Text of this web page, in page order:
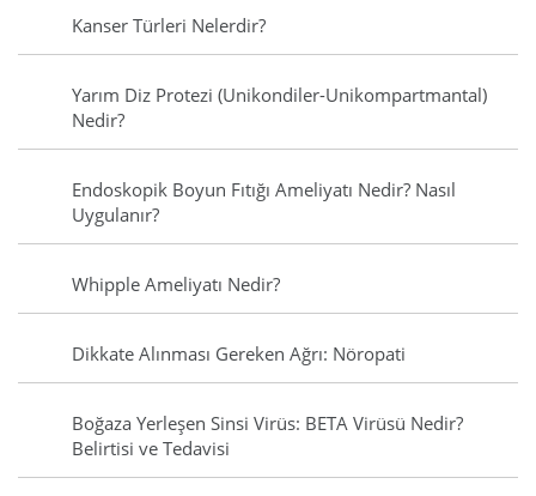
Kanser Türleri Nelerdir?
Yarım Diz Protezi (Unikondiler-Unikompartmantal)
Nedir?
Endoskopik Boyun Fıtığı Ameliyatı Nedir? Nasıl
Uygulanır?
Whipple Ameliyatı Nedir?
Dikkate Alınması Gereken Ağrı: Nöropati
Boğaza Yerleşen Sinsi Virüs: BETA Virüsü Nedir?
Belirtisi ve Tedavisi